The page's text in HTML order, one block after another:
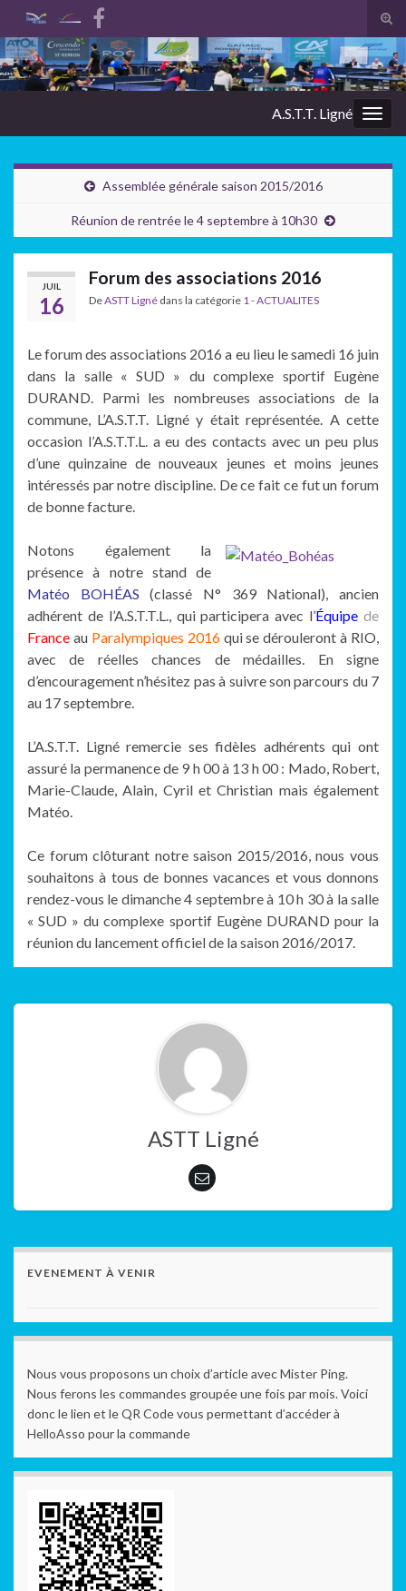
Search for:
A.S.T.T. Ligné
Assemblée générale saison 2015/2016
Réunion de rentrée le 4 septembre à 10h30
JUIL
16
Forum des associations 2016
DeASTT Ligné dans la catégorie 1 - ACTUALITES
Le forum des associations 2016 a eu lieu le samedi 16 juin
dans la salle « SUD » du complexe sportif Eugène
DURAND. Parmi les nombreuses associations de la
commune, L’A.S.T.T. Ligné y était représentée. A cette
occasion l’A.S.T.T.L. a eu des contacts avec un peu plus
d’une quinzaine de nouveaux jeunes et moins jeunes
intéressés par notre discipline. De ce fait ce fut un forum
de bonne facture.
Notons également la
présence à notre stand de
Matéo BOHÉAS (classé N° 369 National), ancien
adhérent de l’A.S.T.T.L., qui participera avec l’Équipede
France au Paralympiques 2016qui se dérouleront à RIO,
avec de réelles chances de médailles. En signe
d’encouragement n’hésitez pas à suivre son parcours du 7
au 17 septembre.
L’A.S.T.T. Ligné remercie ses fidèles adhérents qui ont
assuré la permanence de 9 h 00 à 13 h 00 : Mado, Robert,
Marie-Claude, Alain, Cyril et Christian mais également
Matéo.
Ce forum clôturant notre saison 2015/2016, nous vous
souhaitons à tous de bonnes vacances et vous donnons
rendez-vous le dimanche 4 septembre à 10 h 30 à la salle
« SUD » du complexe sportif Eugène DURAND pour la
réunion du lancement officiel de la saison 2016/2017.
ASTT Ligné
EVENEMENT À VENIR
Nous vous proposons un choix d’article avec Mister Ping.
Nous ferons les commandes groupée une fois par mois. Voici
donc le lien et le QR Code vous permettant d’accéder à
HelloAsso pour la commande